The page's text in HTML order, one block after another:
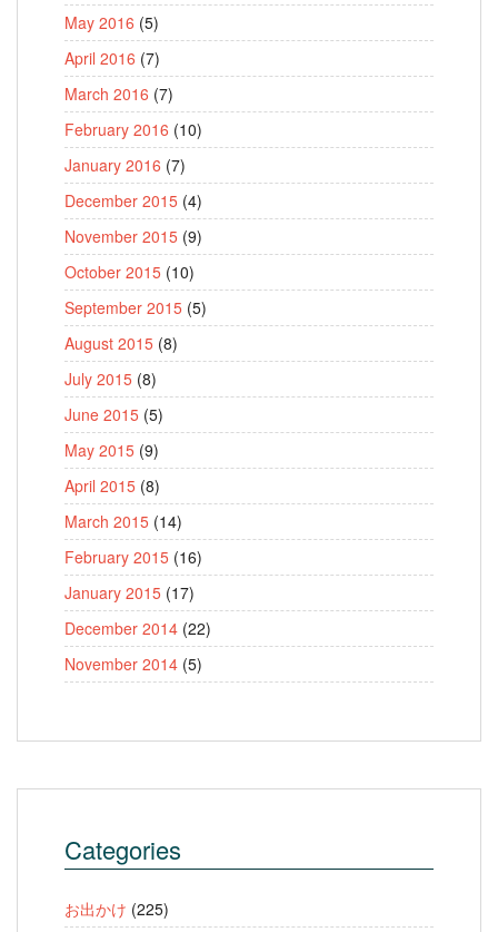
May 2016 (5)
April 2016 (7)
March 2016 (7)
February 2016 (10)
January 2016 (7)
December 2015 (4)
November 2015 (9)
October 2015 (10)
September 2015 (5)
August 2015 (8)
July 2015 (8)
June 2015 (5)
May 2015 (9)
April 2015 (8)
March 2015 (14)
February 2015 (16)
January 2015 (17)
December 2014 (22)
November 2014 (5)
Categories
お出かけ (225)